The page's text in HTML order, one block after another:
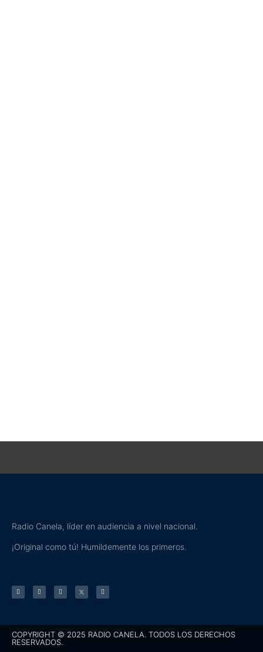
Radio Canela, líder en audiencia a nivel nacional.
¡Original como tú! Humildemente los primeros.
COPYRIGHT © 2025 RADIO CANELA. TODOS LOS DERECHOS
RESERVADOS.